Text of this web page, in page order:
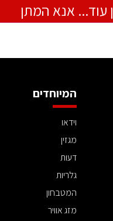
עוד... אנא המתן
המיוחדים
וידאו
מגזין
דעות
גלריות
המטבחון
מזג אוויר